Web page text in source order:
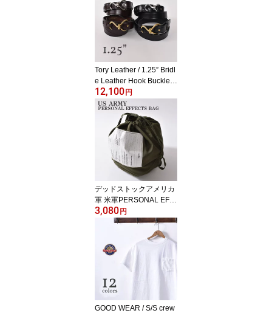
Tory Leather / 1.25” Bridl
e Leather Hook Buckle B
eltトリーレザー / 1.25イ
ンチ ブライドルレザー
フックバックルベルト全
12,100円
デッドストックアメリカ
軍 米軍PERSONAL EFF
ECTS BAG パーソナルエ
フェクツバッグコットン
100％サテンミリタリー
巾着 バック[ネコポス対
応]
3,080円
GOOD WEAR / S/S crew